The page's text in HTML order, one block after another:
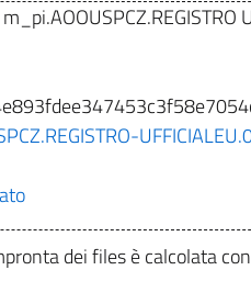
dei files è calcolata